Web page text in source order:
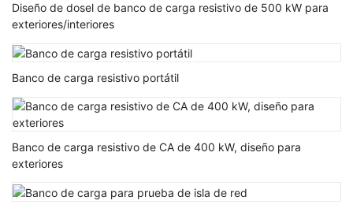
Diseño de dosel de banco de carga resistivo de 500 kW para
exteriores/interiores
Banco de carga resistivo portátil
Banco de carga resistivo de CA de 400 kW, diseño para
exteriores